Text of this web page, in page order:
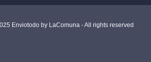
Enviotodo by LaComuna- All rights reserved